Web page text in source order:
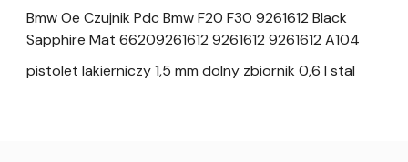
Bmw Oe Czujnik Pdc Bmw F20 F30 9261612 Black
Sapphire Mat 66209261612 9261612 9261612 A104
pistolet lakierniczy 1,5 mm dolny zbiornik 0,6 l stal